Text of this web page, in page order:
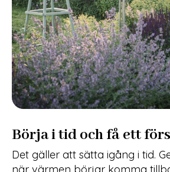
Börja i tid och få ett
Det gäller att sätta igång i tid.